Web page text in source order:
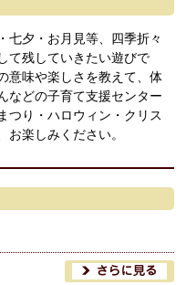
七夕・お月見等、四季折々
て残していきたい遊びで
意味や楽しさを教えて、体
などの子育て支援センター
つり・ハロウィン・クリス
お楽しみください。